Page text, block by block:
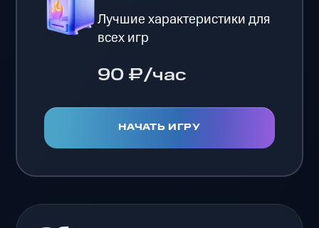
Лучшие характеристики для
всех игр
90 ₽/час
НАЧАТЬ ИГРУ